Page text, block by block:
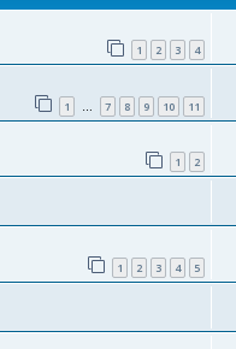
1 2 3 4
1 … 7 8 9 10 11
1 2
1 2 3 4 5